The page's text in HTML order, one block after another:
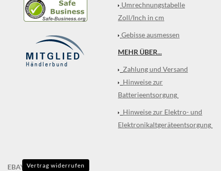
Umrechnungstabelle
Zoll/Inch in cm
Gebisse ausmessen
MEHR ÜBER...
Zahlung und Versand
Hinweise zur
Batterieentsorgung
Hinweise zur Elektro- und
Elektronikaltgeräteentsorgung
EBAY Vertrag widerrufen